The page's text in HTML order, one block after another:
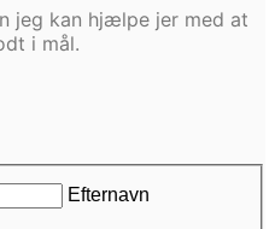
jeg kan hjælpe jer med at
i mål.
Efternavn